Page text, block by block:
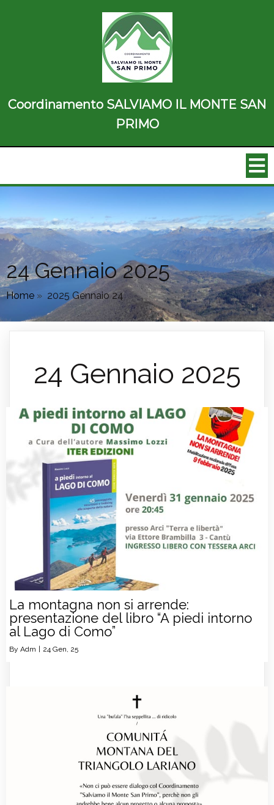
Coordinamento SALVIAMO IL MONTE SAN
PRIMO
24 Gennaio 2025
Home » 2025 Gennaio 24
24 Gennaio 2025
La montagna non si arrende:
presentazione del libro “A piedi intorno
al Lago di Como”
By Adm | 24 Gen, 25